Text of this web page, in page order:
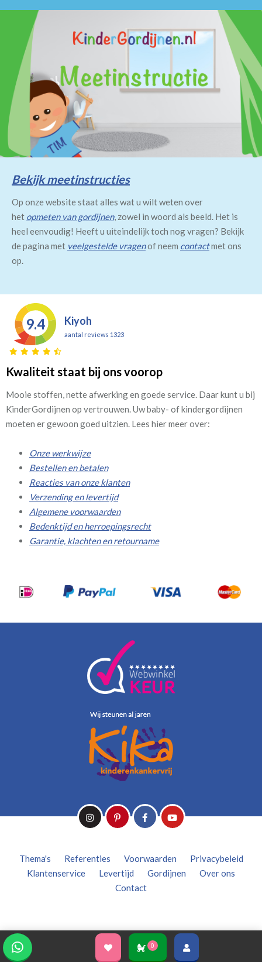
0
Bekijk meetinstructies
Op onze website staat alles wat u wilt weten over
het opmeten van gordijnen, zowel in woord als beeld. Het is
heel eenvoudig! Heeft u uiteindelijk toch nog vragen? Bekijk
de pagina met veelgestelde vragenof neem contactmet ons
op.
9.4 Kiyoh
aantal reviews 1323
Kwaliteit staat bij ons voorop
Mooie stoffen, nette afwerking en goede service. Daar kunt u bij
KinderGordijnen op vertrouwen. Uw baby- of kindergordijnen
moeten er gewoon goed uitzien. Lees hier meer over:
Onze werkwijze
Bestellen en betalen
Reacties van onze klanten
Verzending en levertijd
Algemene voorwaarden
Bedenktijd en herroepingsrecht
Garantie, klachten en retourname
Thema's Referenties Voorwaarden
Privacybeleid
Klantenservice
Levertijd Gordijnen
Over ons
Contact